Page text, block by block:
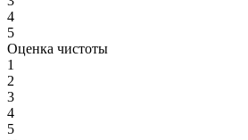
4
5
Оценка чистоты
1
2
3
4
5